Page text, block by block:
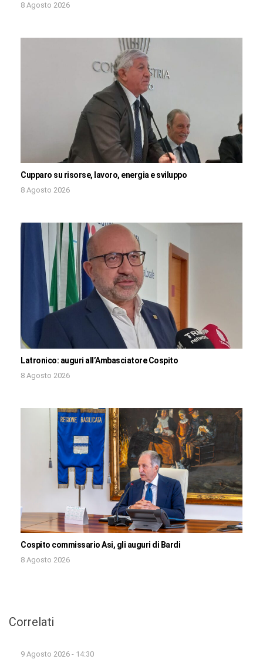
8 Agosto 2026
Cupparo su risorse, lavoro, energia e sviluppo
8 Agosto 2026
Latronico: auguri all’Ambasciatore Cospito
8 Agosto 2026
Cospito commissario Asi, gli auguri di Bardi
8 Agosto 2026
Correlati
9 Agosto 2026 - 14:30